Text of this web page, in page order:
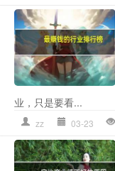
业，只是要看...
zz 03-23